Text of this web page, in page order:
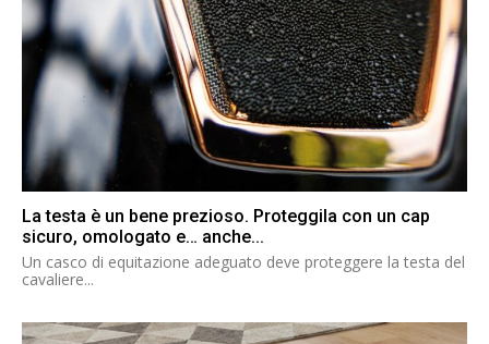
La testa è un bene prezioso. Proteggila con un cap
sicuro, omologato e… anche...
Un casco di equitazione adeguato deve proteggere la testa del
cavaliere...